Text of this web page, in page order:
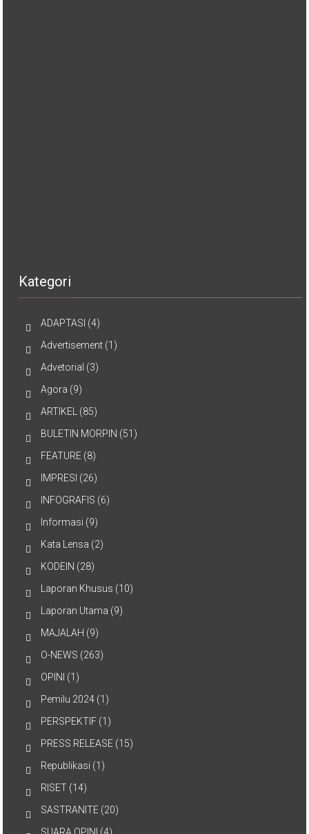
Kategori
ADAPTASI (4)
Advertisement (1)
Advetorial (3)
Agora (9)
ARTIKEL (85)
BULETIN MORPIN (51)
FEATURE (8)
IMPRESI (26)
INFOGRAFIS (6)
Informasi (9)
Kata Lensa (2)
KODEIN (28)
Laporan Khusus (10)
Laporan Utama (9)
MAJALAH (9)
O-NEWS (263)
OPINI (1)
Pemilu 2024 (1)
PERSPEKTIF (1)
PRESS RELEASE (15)
Republikasi (1)
RISET (14)
SASTRANITE (20)